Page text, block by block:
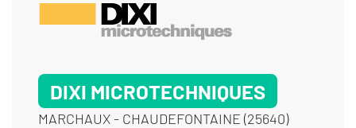
DIXI MICROTECHNIQUES
MARCHAUX - CHAUDEFONTAINE (25640)